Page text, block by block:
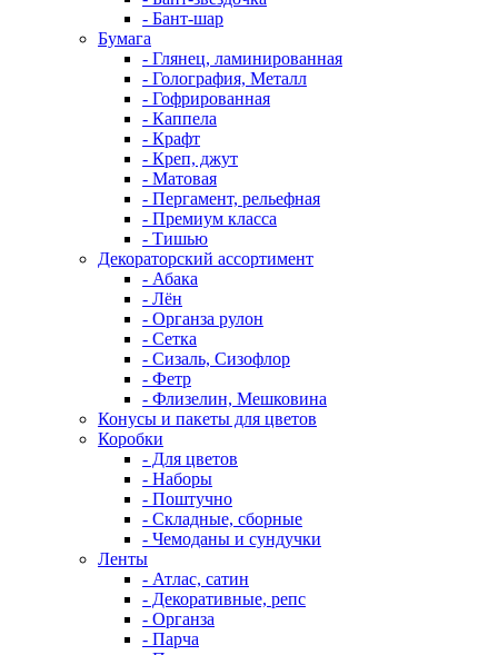
- Бант-шар
Бумага
- Глянец, ламинированная
- Голография, Металл
- Гофрированная
- Каппела
- Крафт
- Креп, джут
- Матовая
- Пергамент, рельефная
- Премиум класса
- Тишью
Декораторский ассортимент
- Абака
- Лён
- Органза рулон
- Сетка
- Сизаль, Сизофлор
- Фетр
- Флизелин, Мешковина
Конусы и пакеты для цветов
Коробки
- Для цветов
- Наборы
- Поштучно
- Складные, сборные
- Чемоданы и сундучки
Ленты
- Атлас, сатин
- Декоративные, репс
- Органза
- Парча